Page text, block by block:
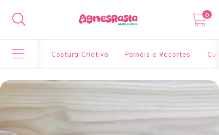
0
Costura Criativa Painéis e Recortes